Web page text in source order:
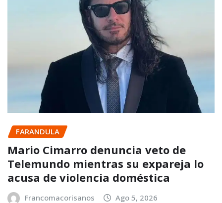
FARANDULA
Mario Cimarro denuncia veto de
Telemundo mientras su expareja lo
acusa de violencia doméstica
Francomacorisanos Ago 5, 2026